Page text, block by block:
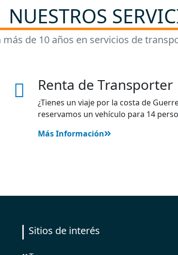
NUESTROS
más de 10 años en servicios de
Renta de Transporter
¿Tienes un viaje por la costa de
reservamos un vehículo para 14
Más Información
Sitios de interés